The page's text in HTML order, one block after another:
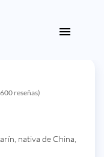
reseñas)
nativa de China,